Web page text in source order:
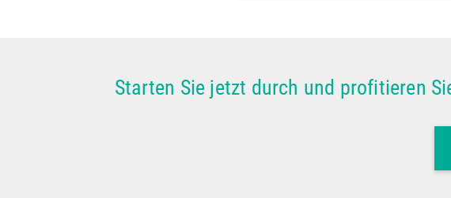
Starten Sie jetzt durch und profitieren